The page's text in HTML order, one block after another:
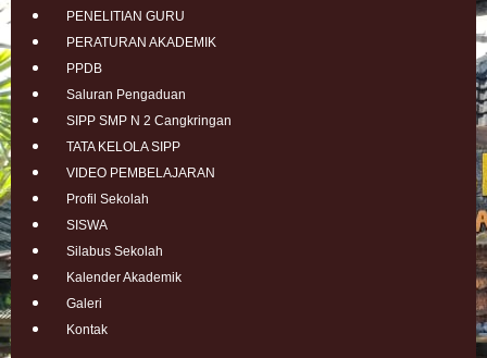
PENELITIAN GURU
PERATURAN AKADEMIK
PPDB
Saluran Pengaduan
SIPP SMP N 2 Cangkringan
TATA KELOLA SIPP
VIDEO PEMBELAJARAN
Profil Sekolah
SISWA
Silabus Sekolah
Kalender Akademik
Galeri
Kontak